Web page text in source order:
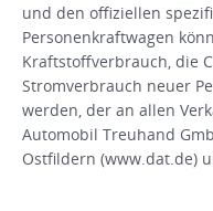
und den offiziellen
Personenkraftwagen
Kraftstoffverbrauch, die
Stromverbrauch neuer
werden, der an allen
Automobil Treuhand
Ostfildern (www.dat.de)